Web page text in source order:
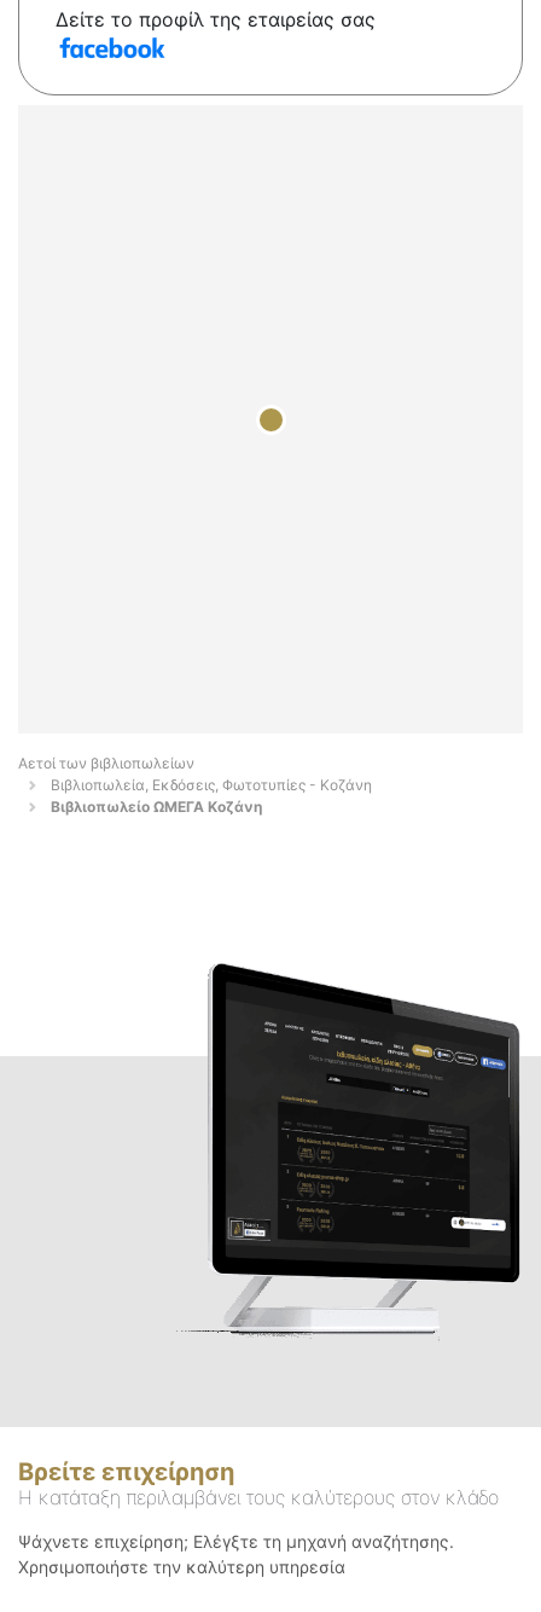
Δείτε το προφίλ της εταιρείας σας
Αετοί των βιβλιοπωλείων
Βιβλιοπωλεία, Εκδόσεις, Φωτοτυπίες - Κοζάνη
Βιβλιοπωλείο ΩΜΕΓΑ Κοζάνη
Βρείτε επιχείρηση
Η κατάταξη περιλαμβάνει τους καλύτερους στον κλάδο
Ψάχνετε επιχείρηση; Ελέγξτε τη μηχανή αναζήτησης.
Χρησιμοποιήστε την καλύτερη υπηρεσία